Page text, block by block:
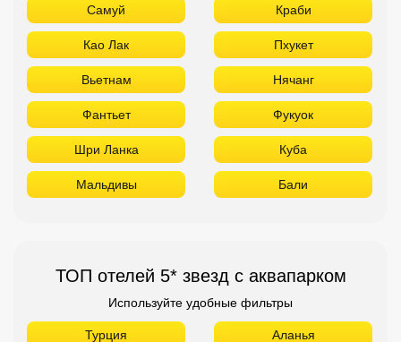
Мальдивы Бали
ТОП отелей 5* звезд с аквапарком
Используйте удобные фильтры
Турция Аланья
Белек
Хургада Шарм Эль Шейх
ОАЭ